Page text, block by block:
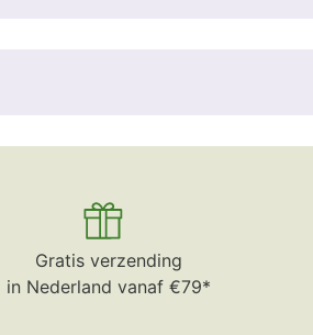
Gratis verzending
in Nederland vanaf €79*